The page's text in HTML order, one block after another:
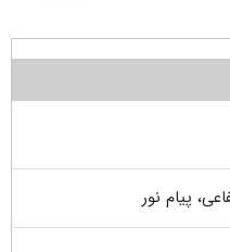
پیام نور